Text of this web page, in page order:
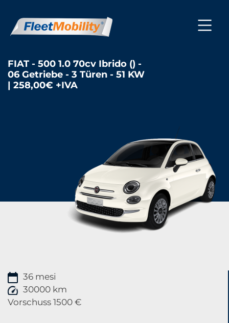
FIAT - 500 1.0 70cv Ibrido () -
06 Getriebe - 3 Türen - 51 KW
| 258,00€ +IVA
36 mesi
30000 km
Vorschuss 1500 €